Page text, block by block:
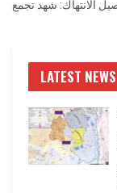
LATEST NEWS